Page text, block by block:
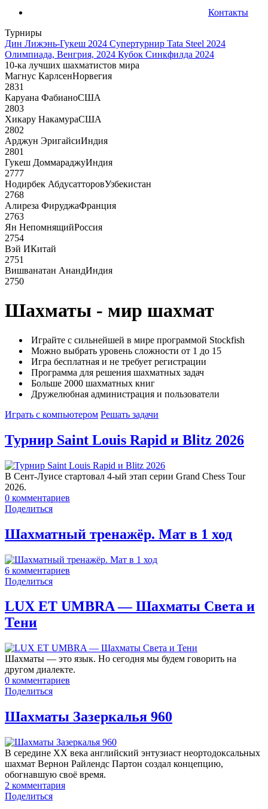
Контакты
Турниры
Дин Лижэнь-Гукеш 2024 Супертурнир Tata Steel 2024
Олимпиада, Венгрия, 2024 Кубок Синкфилда 2024
10-ка лучших шахматистов мира
Магнус КарлсенНорвегия
2831
Каруана ФабианоСША
2803
Хикару НакамураСША
2802
Арджун ЭригайсиИндия
2801
Гукеш ДоммараджуИндия
2777
Нодирбек АбдусатторовУзбекистан
2768
Алиреза ФируджаФранция
2763
Ян НепомнящийРоссия
2754
Вэй ИКитай
2751
Вишванатан АнандИндия
2750
Шахматы - мир шахмат
Играйте с сильнейшей в мире программой Stockfish
Можно выбрать уровень сложности от 1 до 15
Игра бесплатная и не требует регистрации
Программа для решения шахматных задач
Больше 2000 шахматных книг
Дружелюбная администрация и пользователи
Играть с компьютером Решать задачи
Турнир Saint Louis Rapid и Blitz 2026
В Сент-Луисе стартовал 4-ый этап серии Grand Chess Tour
2026.
0 комментариев
Поделиться
Шахматный тренажёр. Мат в 1 ход
6 комментариев
Поделиться
LUX ET UMBRA — Шахматы Света и
Тени
Шахматы — это язык. Но сегодня мы будем говорить на
другом диалекте.
0 комментариев
Поделиться
Шахматы Зазеркалья 960
В середине XX века английский энтузиаст неортодоксальных
шахмат Вернон Райлендс Партон создал концепцию,
обогнавшую своё время.
2 комментария
Поделиться